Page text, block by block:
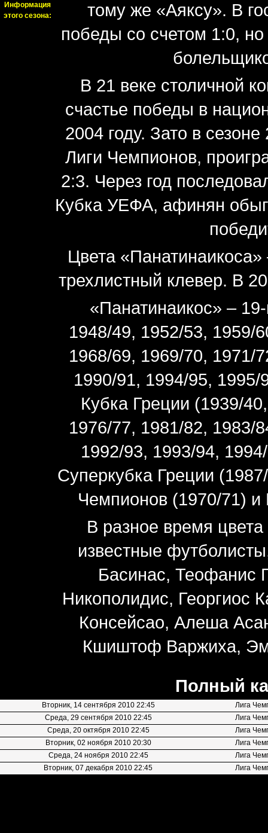
Информация
этого сезона:
тому же «Аяксу». В
победы со счетом 1:0,
В 21 веке столичной
счастье победы в
2004 году. Зато в
Лиги Чемпионов,
2:3. Через год
Кубка УЕФА, афинян
Цвета
трехлистный клевер. В
«Панатинаикос» –
1948/49, 1952/53, 1959/
1968/69, 1969/70, 1971/
1990/91, 1994/95, 1995/
Кубка Греции (1939/
1976/77, 1981/82, 1983/
1992/93, 1993/94,
Суперкубка Греции
Чемпионов (1970/71) и
В разное время
известные
Басинас, Теофанис
Никополидис, Георгиос
Консейсао, Алеша
Кшиштоф Варжиха,
Полный
Вторник, 14 сентября 2010 22:45
Лига
Среда, 29 сентября 2010 22:45
Лига
Среда, 20 октября 2010 22:45
Лига
Вторник, 02 ноября 2010 20:30
Лига
Среда, 24 ноября 2010 22:45
Лига
Вторник, 07 декабря 2010 22:45
Лига